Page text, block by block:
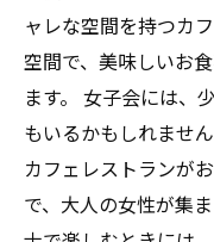
ャレな空間を持つカ
空間で、美味しいお
ます。 女子会には、
もいるかもしれませ
カフェレストランが
で、大人の女性が集